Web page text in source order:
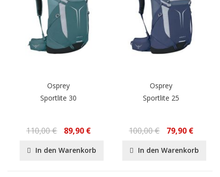
Osprey
Sportlite 30
110,00 € 89,90 €
In den Warenkorb
Osprey
Sportlite 25
100,00 € 79,90 €
In den Warenkorb